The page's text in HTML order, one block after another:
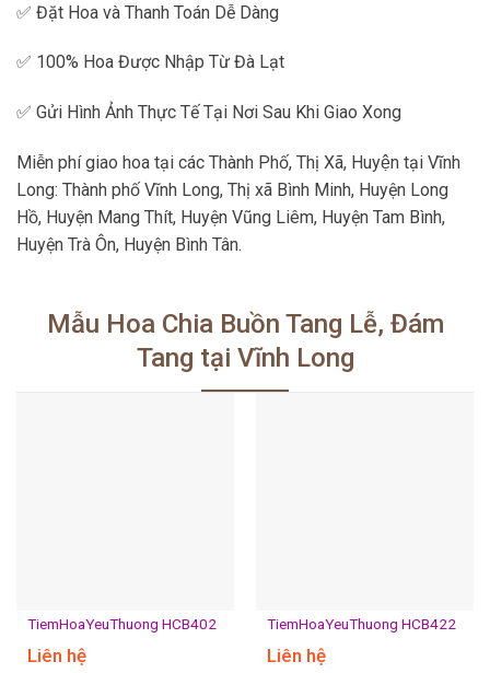
✅ Đặt Hoa và Thanh Toán Dễ Dàng
✅ 100% Hoa Được Nhập Từ Đà Lạt
✅ Gửi Hình Ảnh Thực Tế Tại Nơi Sau Khi Giao Xong
Miễn phí giao hoa tại các Thành Phố, Thị Xã, Huyện tại Vĩnh
Long: Thành phố Vĩnh Long, Thị xã Bình Minh, Huyện Long
Hồ, Huyện Mang Thít, Huyện Vũng Liêm, Huyện Tam Bình,
Huyện Trà Ôn, Huyện Bình Tân.
Mẫu Hoa Chia Buồn Tang Lễ, Đám
Tang tại Vĩnh Long
TiemHoaYeuThuong HCB402
Liên hệ
TiemHoaYeuThuong HCB422
Liên hệ